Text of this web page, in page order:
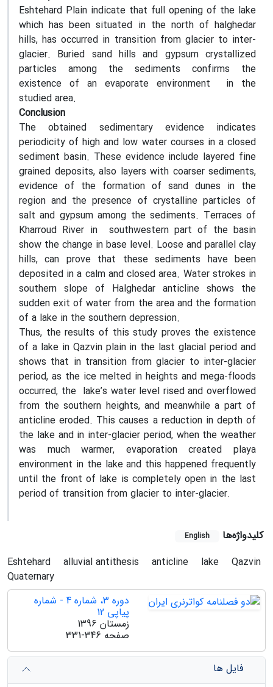
Eshtehard Plain indicate that full opening of the lake
which has been situated in the north of halghedar
hills, has occurred in transition from glacier to inter-
glacier. Buried sand hills and gypsum crystallized
particles among the sediments confirms the
existence of an evaporate environment in the
studied area.
Conclusion
The obtained sedimentary evidence indicates
periodicity of high and low water courses in a closed
sediment basin. These evidence include layered fine
grained deposits, also layers with coarser sediments,
evidence of the formation of sand dunes in the
region and the presence of crystalline particles of
salt and gypsum among the sediments. Terraces of
Kharroud River in southwestern part of the basin
show the change in base level. Loose and parallel clay
hills, can prove that these sediments have been
deposited in a calm and closed area. Water strokes in
southern slope of Halghedar anticline shows the
sudden exit of water from the area and the formation
of a lake in the southern depression.
Thus, the results of this study proves the existence
of a lake in Qazvin plain in the last glacial period and
shows that in transition from glacier to inter-glacier
period, as the ice melted in heights and mega-floods
occurred, the lake’s water level rised and overflowed
from the southern heights, and meanwhile a part of
anticline eroded. This causes a reduction in depth of
the lake and in inter-glacier period, when the weather
was much warmer, evaporation created playa
environment in the lake and this happened frequently
until the front of lake is completely open in the last
period of transition from glacier to inter-glacier.
کلیدواژه‌ها English
Eshtehard alluvial antithesis anticline lake
Qazvin
Quaternary
دوره 3، شماره 4 - شماره
پیاپی 12
زمستان 1396
صفحه 331-346
فایل ها